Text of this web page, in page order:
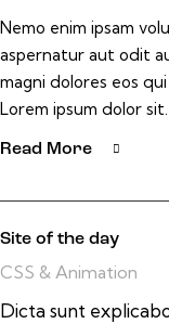
Nemo enim ipsam
aspernatur aut odit
magni dolores eos
Lorem ipsum dolor sit.
Read More
Site of the day
CSS & Animation
Dicta sunt